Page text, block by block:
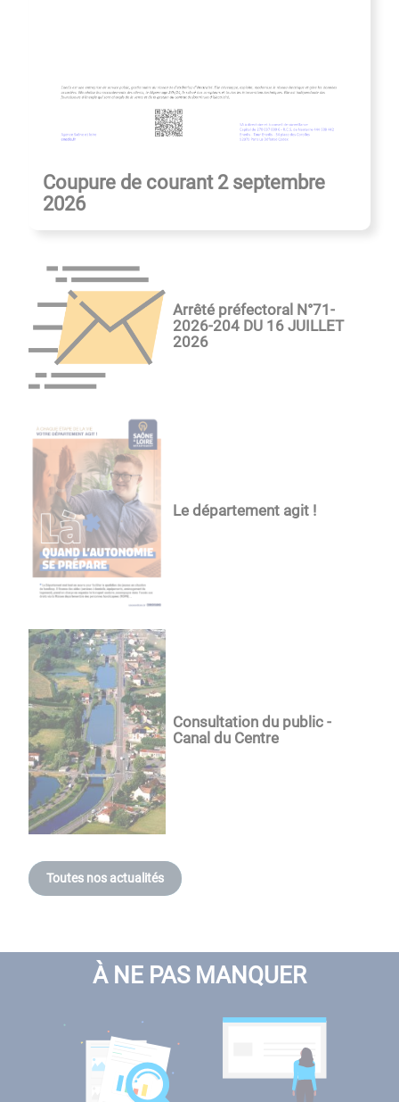
Coupure de courant 2 septembre
2026
Arrêté préfectoral N°71-
2026-204 DU 16 JUILLET
2026
Le département agit !
Consultation du public -
Canal du Centre
Toutes nos actualités
À NE PAS MANQUER